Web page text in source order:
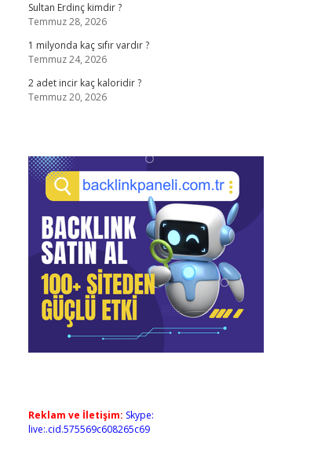
Sultan Erdinç kimdir ?
Temmuz 28, 2026
1 milyonda kaç sıfır vardır ?
Temmuz 24, 2026
2 adet incir kaç kaloridir ?
Temmuz 20, 2026
Reklam ve İletişim: Skype:
live:.cid.575569c608265c69